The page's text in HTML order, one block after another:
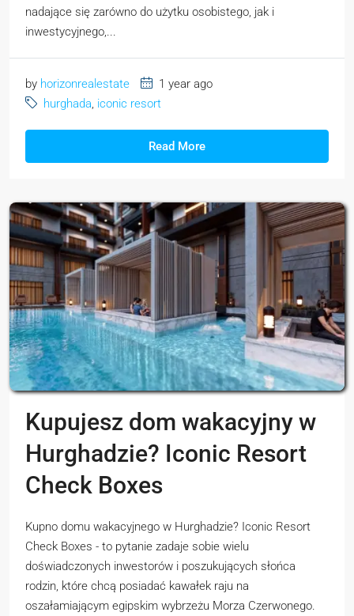
nadające się zarówno do użytku osobistego, jak i
inwestycyjnego,...
by horizonrealestate
1 year ago
hurghada iconic resort
Read More
Kupujesz dom wakacyjny w
Hurghadzie? Iconic Resort
Check Boxes
Kupno domu wakacyjnego w Hurghadzie? Iconic Resort
Check Boxes - to pytanie zadaje sobie wielu
doświadczonych inwestorów i poszukujących słońca
rodzin, które chcą posiadać kawałek raju na
oszałamiającym egipskim wybrzeżu Morza Czerwonego.